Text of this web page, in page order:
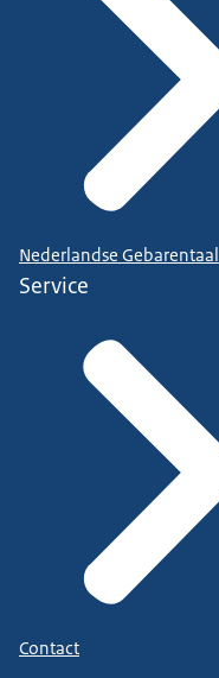
Nederlandse Gebarentaal
Service
Contact